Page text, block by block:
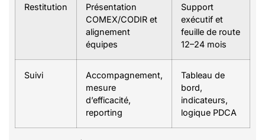
Restitution
Présentation
COMEX/CODIR et
alignement
équipes
Support
exécutif et
feuille de route
12–24 mois
Suivi
Accompagnement,
mesure
d’efficacité,
reporting
Tableau de
bord,
indicateurs,
logique PDCA